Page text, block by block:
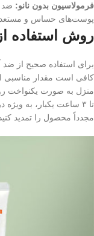
فرمولاسیون بدون نانو: ضد
پوست‌های حساس و مستعد
روش استفاده
برای استفاده صحیح از
تا ۳ ساعت یکبار، به
مجدداً محصول را تمدید